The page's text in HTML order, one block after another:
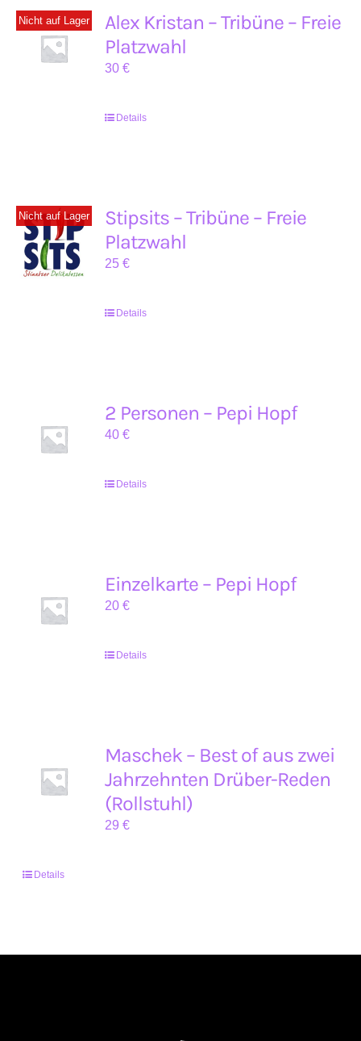
Nicht auf Lager
Alex Kristan – Tribüne – Freie
Platzwahl
30€
Details
Nicht auf Lager
Stipsits – Tribüne – Freie
Platzwahl
25€
Details
2 Personen – Pepi Hopf
40€
Details
Einzelkarte – Pepi Hopf
20€
Details
Maschek – Best of aus zwei
Jahrzehnten Drüber-Reden
(Rollstuhl)
29€
Details